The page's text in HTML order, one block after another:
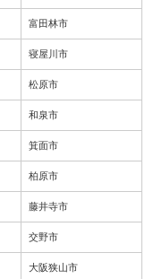
富田林市
寝屋川市
松原市
和泉市
箕面市
柏原市
藤井寺市
交野市
大阪狭山市